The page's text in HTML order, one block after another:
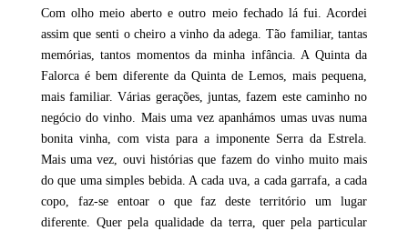
Com olho meio aberto e outro meio fechado lá fui. Acordei
assim que senti o cheiro a vinho da adega. Tão familiar, tantas
memórias, tantos momentos da minha infância. A Quinta da
Falorca é bem diferente da Quinta de Lemos, mais pequena,
mais familiar. Várias gerações, juntas, fazem este caminho no
negócio do vinho. Mais uma vez apanhámos umas uvas numa
bonita vinha, com vista para a imponente Serra da Estrela.
Mais uma vez, ouvi histórias que fazem do vinho muito mais
do que uma simples bebida. A cada uva, a cada garrafa, a cada
copo, faz-se entoar o que faz deste território um lugar
diferente. Quer pela qualidade da terra, quer pela particular